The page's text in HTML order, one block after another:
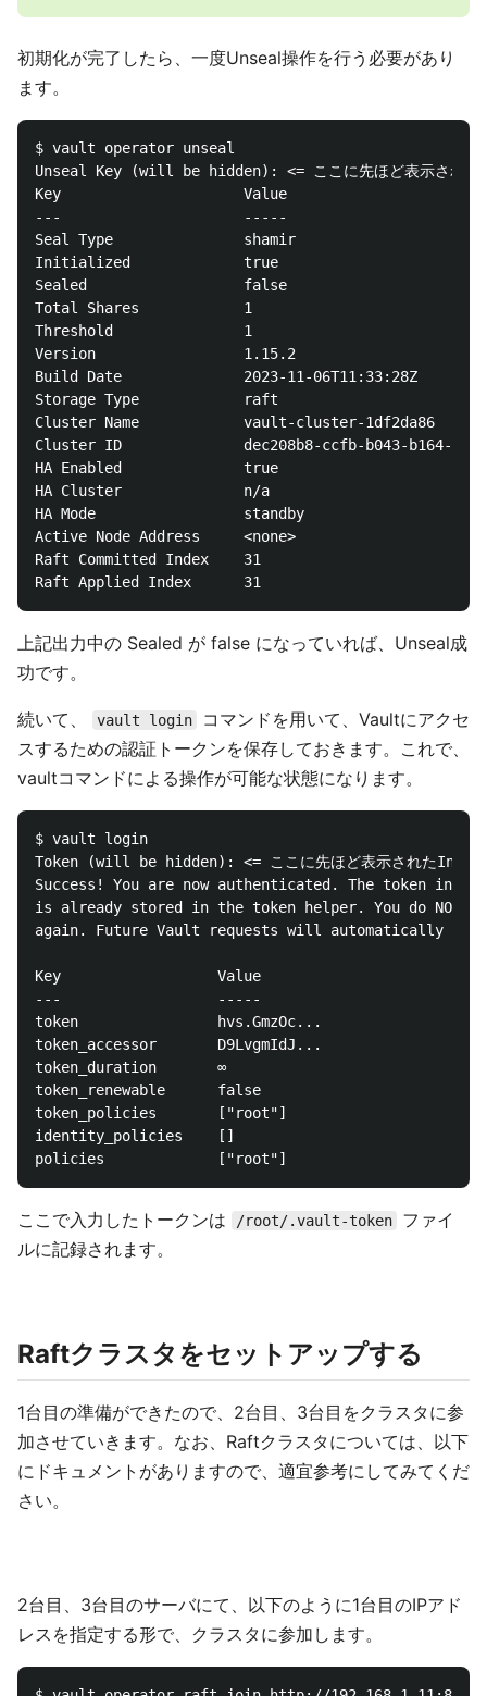
初期化が完了したら、一度Unseal操作を行う必要があり
ます。
$ vault operator unseal
Unseal Key (will be hidden): <= ここに先ほど表示された
Key                     Value
---                     -----
Seal Type               shamir
Initialized             true
Sealed                  false
Total Shares            1
Threshold               1
Version                 1.15.2
Build Date              2023-11-06T11:33:28Z
Storage Type            raft
Cluster Name            vault-cluster-1df2da86
Cluster ID              dec208b8-ccfb-b043-b164-
HA Enabled              true
HA Cluster              n/a
HA Mode                 standby
Active Node Address     <none>
Raft Committed Index    31
上記出力中の Sealed が false になっていれば、Unseal成
功です。
続いて、 vault login
コマンドを用いて、Vaultにアクセ
スするための認証トークンを保存しておきます。これで、
vaultコマンドによる操作が可能な状態になります。
$ vault login
Token (will be hidden): <= ここに先ほど表示された
Success! You are now authenticated. The token
is already stored in the token helper. You do NOT
again. Future Vault requests will automatically
Key                  Value
---                  -----
token                hvs.GmzOc...
token_accessor       D9LvgmIdJ...
token_duration       ∞
token_renewable      false
token_policies       ["root"]
identity_policies    []
ここで入力したトークンは /root/.vault-token
ファイ
ルに記録されます。
Raftクラスタをセットアップする
1台目の準備ができたので、2台目、3台目をクラスタに参
加させていきます。なお、Raftクラスタについては、以下
にドキュメントがありますので、適宜参考にしてみてくだ
さい。
2台目、3台目のサーバにて、以下のように1台目のIPアド
レスを指定する形で、クラスタに参加します。